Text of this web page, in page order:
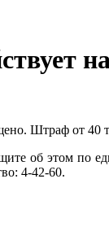
Штраф от 40
об этом по
4-42-60.